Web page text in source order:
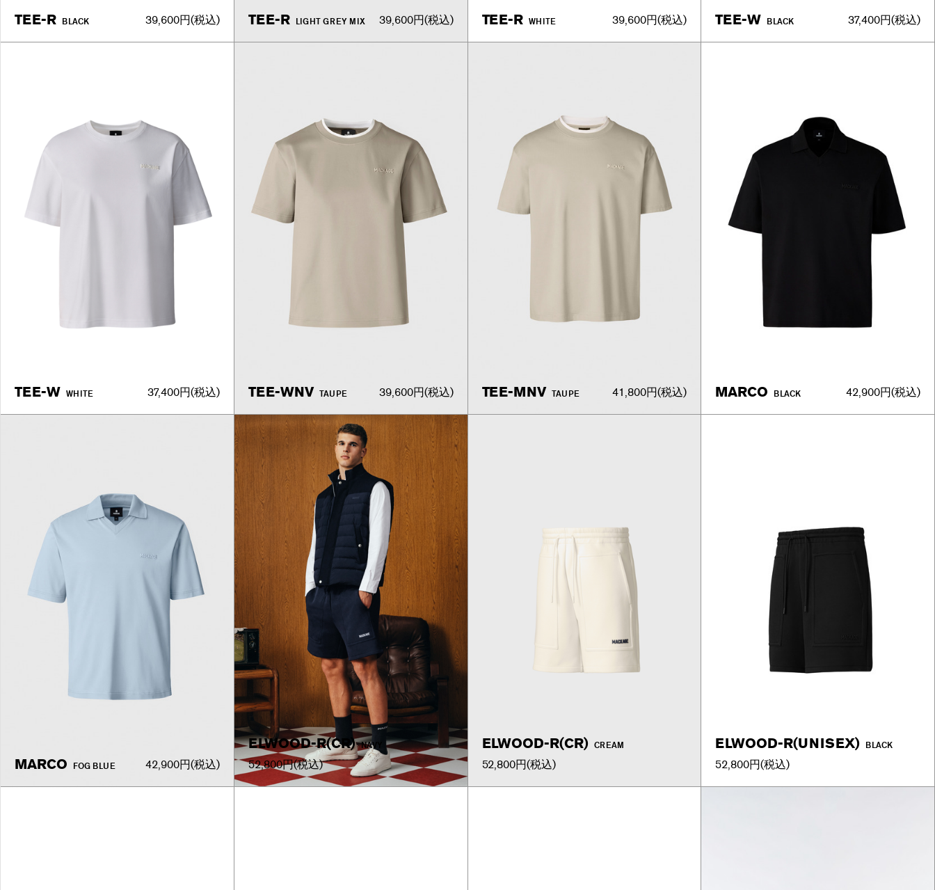
TEE-R BLACK 39,600円(税込) TEE-R LIGHT GREY MIX 39,600円(税込) TEE-R WHITE 39,600円(税込) TEE-W BLACK 37,400円(税込)
TEE-W WHITE 37,400円(税込) TEE-WNV TAUPE 39,600円(税込) TEE-MNV TAUPE 41,800円(税込) MARCO BLACK 42,900円(税込)
MARCO FOG BLUE 42,900円(税込)
ELWOOD-R(CR) NAVY
52,800円(税込)
ELWOOD-R(CR) CREAM
52,800円(税込)
ELWOOD-R(UNISEX) BLACK
52,800円(税込)